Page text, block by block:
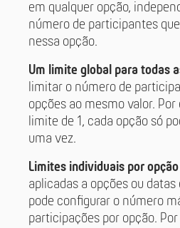
em qualquer opção,
número de participantes
nessa opção.
Um limite global para todas
limitar o número de
opções ao mesmo valor.
limite de 1, cada opção só
uma vez.
Limites individuais por opção
aplicadas a opções ou
pode configurar o número
participações por opção.